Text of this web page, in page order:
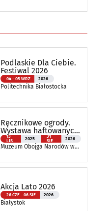
Podlaskie Dla Ciebie.
Festiwal 2026
04 - 05 WRZ 2026
Politechnika Białostocka
Ręcznikowe ogrody.
Wystawa haftowanych
tkanin inspirowanych
naturą
13
LIS
2025
31
SIE
2026
Muzeum Obojga Narodów w
Muzeum Podlaskiego w
Akcja Lato 2026
26 CZE - 06 SIE 2026
Białystok